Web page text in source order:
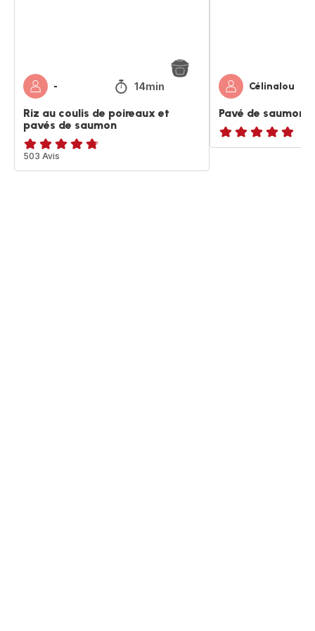
- 14min
Riz au coulis de poireaux et
pavés de saumon
ratings.4.7
503 Avis
Célinalou
Pavé de saumon
ratings.NaN